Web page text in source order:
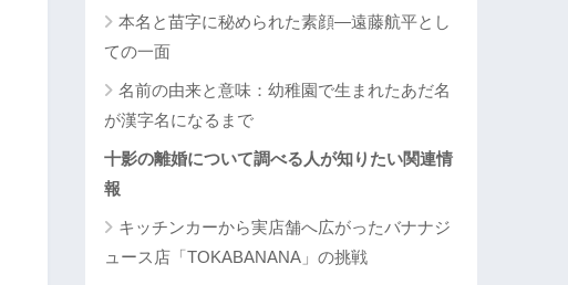
本名と苗字に秘められた素顔―遠藤航平とし
ての一面
名前の由来と意味：幼稚園で生まれたあだ名
が漢字名になるまで
十影の離婚について調べる人が知りたい関連情
報
キッチンカーから実店舗へ広がったバナナジ
ュース店「TOKABANANA」の挑戦